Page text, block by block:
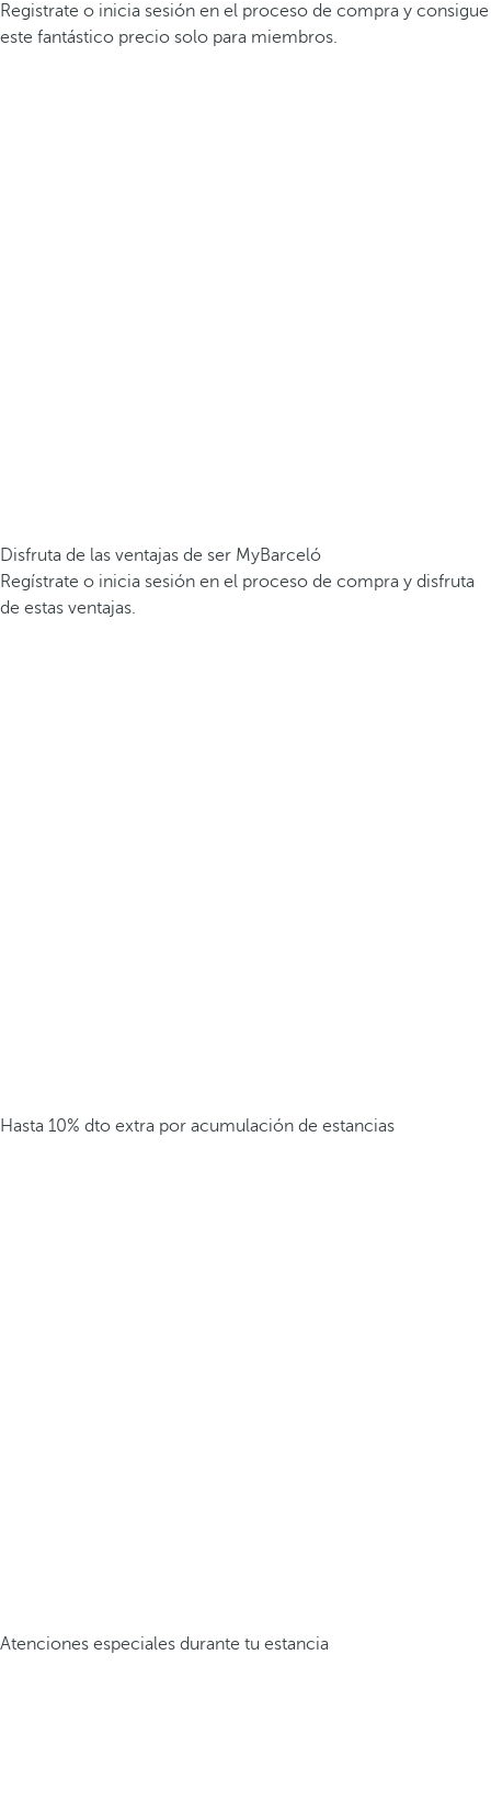
Registrate o inicia sesión en el proceso de compra y consigue
este fantástico precio solo para miembros.
Disfruta de las ventajas de ser MyBarceló
Regístrate o inicia sesión en el proceso de compra y disfruta
de estas ventajas.
Hasta 10% dto extra por acumulación de estancias
Atenciones especiales durante tu estancia